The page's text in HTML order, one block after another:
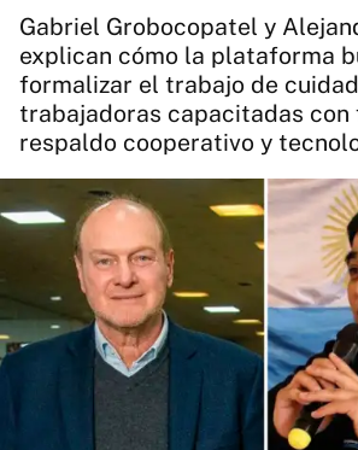
Gabriel Grobocopatel y
explican cómo la plataforma
formalizar el trabajo de
trabajadoras capacitadas con
respaldo cooperativo y